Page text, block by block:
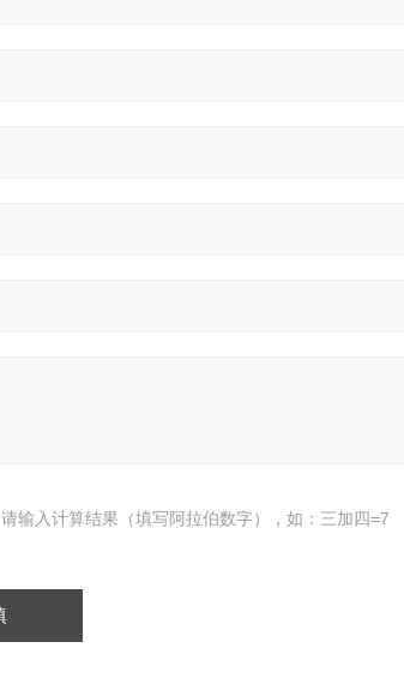
请输入计算结果（填写阿拉伯数字），如：三加四=7